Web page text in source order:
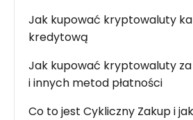
Jak kupować kryptowaluty
kredytową
Jak kupować kryptowaluty
i innych metod płatności
Co to jest Cykliczny Zakup i